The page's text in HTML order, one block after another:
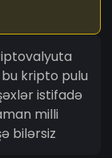
bilərsiz